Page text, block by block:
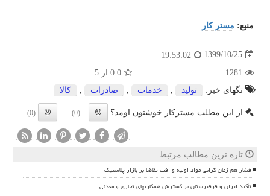
منبع: مستر كار
1399/10/25
19:53:02
1281
0.0 از 5
تگهای خبر:
تولید , خدمات , صادرات , كالا
از این مطلب مسترکار خوشتون اومد؟ (0)
(0)
تازه ترین مطالب مرتبط
فشار هم زمان گرانی مواد اولیه و افت تقاضا بر بازار پلاستیک
تأکید ایران و قرقیزستان بر گسترش همکاریهای تجاری و معدنی